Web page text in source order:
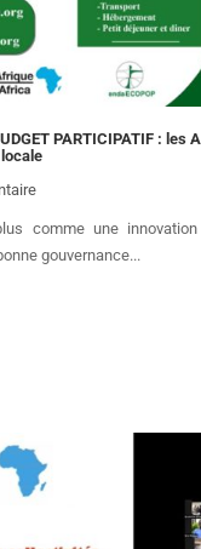
PARTICIPATIF :
comme une
gouvernance...